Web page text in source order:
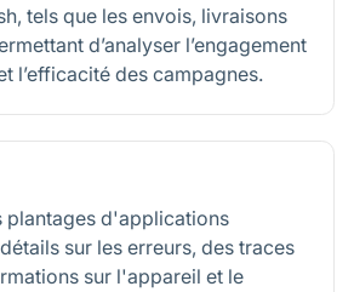
tels que les envois, livraisons
d’analyser l’engagement
l’efficacité des campagnes.
plantages d'applications
sur les erreurs, des traces
sur l'appareil et le